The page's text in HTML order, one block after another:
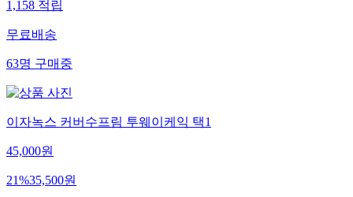
1,158적립
무료배송
63명구매중
이자녹스 커버수프림 투웨이케익 택1
45,000원
21%35,500원